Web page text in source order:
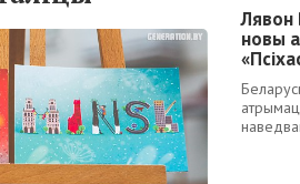
Лявон
новы